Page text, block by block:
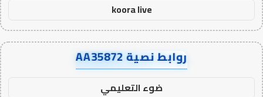
koora live
روابط نصية AA35872
ضوء التعليمي